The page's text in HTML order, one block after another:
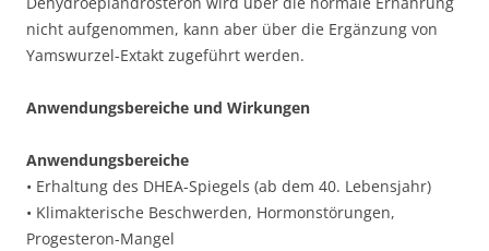
nicht aufgenommen, kann aber über die Ergänzung von
Yamswurzel-Extakt zugeführt werden.
Anwendungsbereiche und Wirkungen
Anwendungsbereiche
• Erhaltung des DHEA-Spiegels (ab dem 40. Lebensjahr)
• Klimakterische Beschwerden, Hormonstörungen,
Progesteron-Mangel